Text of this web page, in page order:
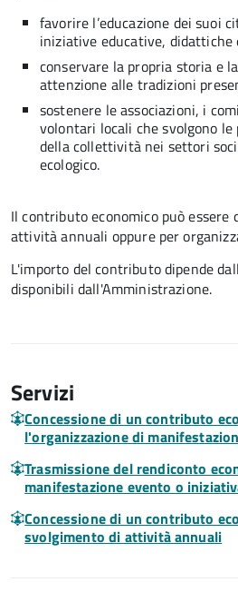
favorire l’educazione dei suoi
iniziative educative,
conservare la propria storia e
attenzione alle tradizioni
sostenere le associazioni, i
volontari locali che svolgono
della collettività nei settori
ecologico.
Il contributo economico può essere
attività annuali oppure per
L'importo del contributo dipende
disponibili dall'Amministrazione.
Servizi
Concessione di un contributo
l'organizzazione di
Trasmissione del rendiconto
manifestazione evento o
Concessione di un contributo
svolgimento di attività annuali